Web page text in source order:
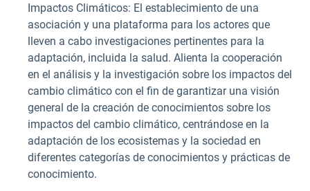
Impactos Climáticos: El establecimiento de una
asociación y una plataforma para los actores que
lleven a cabo investigaciones pertinentes para la
adaptación, incluida la salud. Alienta la cooperación
en el análisis y la investigación sobre los impactos del
cambio climático con el fin de garantizar una visión
general de la creación de conocimientos sobre los
impactos del cambio climático, centrándose en la
adaptación de los ecosistemas y la sociedad en
diferentes categorías de conocimientos y prácticas de
conocimiento.